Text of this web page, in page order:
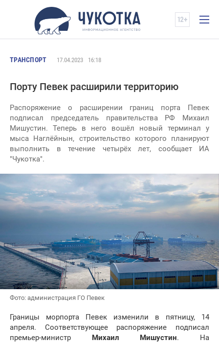
ТРАНСПОРТ 17.04.2023 16:18
Порту Певек расширили территорию
Распоряжение о расширении границ порта Певек
подписал председатель правительства РФ Михаил
Мишустин. Теперь в него вошёл новый терминал у
мыса Наглёйнын, строительство которого планируют
выполнить в течение четырёх лет, сообщает ИА
"Чукотка".
Фото: администрация ГО Певек
Границы морпорта Певек изменили в пятницу, 14
апреля. Соответствующее распоряжение подписал
премьер-министр
Михаил Мишустин. На